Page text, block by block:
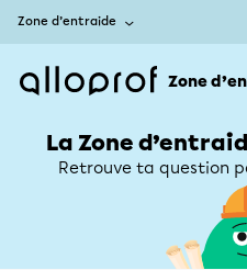
Zone d’entraide
Zone
La Zone
Retrouve ta question